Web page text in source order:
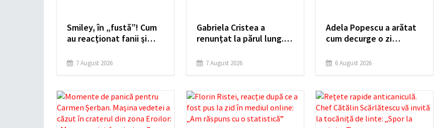
Smiley, în „fustă”! Cum
au reacționat fanii și
designerilor. „Cred că
7 August 2026
Gabriela Cristea a
renunțat la părul lung.
că începe un capitol
7 August 2026
Adela Popescu a arătat
cum decurge o zi
„Radu mă așteaptă”
6 August 2026